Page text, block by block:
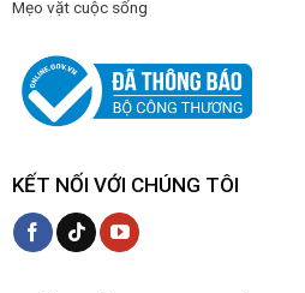
Mẹo vặt cuộc sống
KẾT NỐI VỚI CHÚNG TÔI